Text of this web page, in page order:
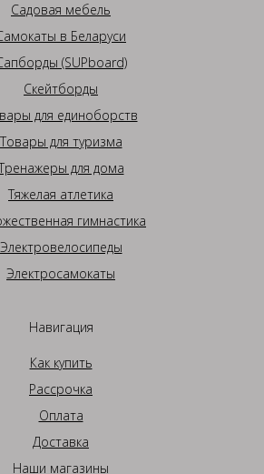
Садовая мебель
в Беларуси
(SUPboard)
Скейтборды
для единоборств
Товары для туризма
для дома
Тяжелая атлетика
гимнастика
Электровелосипеды
Электросамокаты
Навигация
Как купить
Рассрочка
Оплата
Доставка
Наши магазины